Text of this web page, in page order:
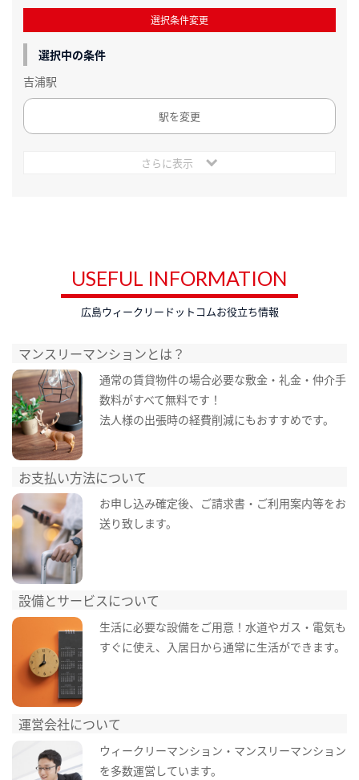
選択条件変更
選択中の条件
吉浦駅
駅を変更
さらに表示
USEFUL INFORMATION
広島ウィークリードットコムお役立ち情報
マンスリーマンションとは？
通常の賃貸物件の場合必要な敷金・礼金・仲介手
数料がすべて無料です！
法人様の出張時の経費削減にもおすすめです。
お支払い方法について
お申し込み確定後、ご請求書・ご利用案内等をお
送り致します。
設備とサービスについて
生活に必要な設備をご用意！水道やガス・電気も
すぐに使え、入居日から通常に生活ができます。
運営会社について
ウィークリーマンション・マンスリーマンション
を多数運営しています。